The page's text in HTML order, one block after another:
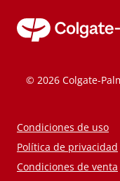
© 2026 Colgate-
Condiciones de uso
Política de privacidad
Condiciones de venta